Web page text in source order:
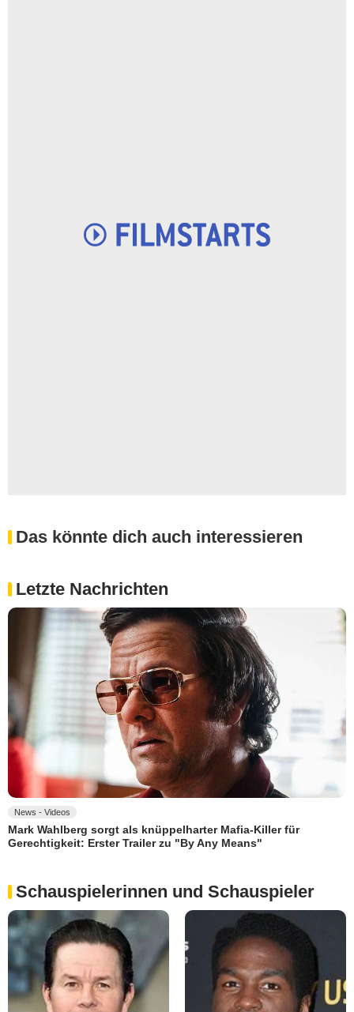
Das könnte dich auch interessieren
Letzte Nachrichten
News - Videos
Mark Wahlberg sorgt als knüppelharter Mafia-Killer für
Gerechtigkeit: Erster Trailer zu "By Any Means"
Schauspielerinnen und Schauspieler